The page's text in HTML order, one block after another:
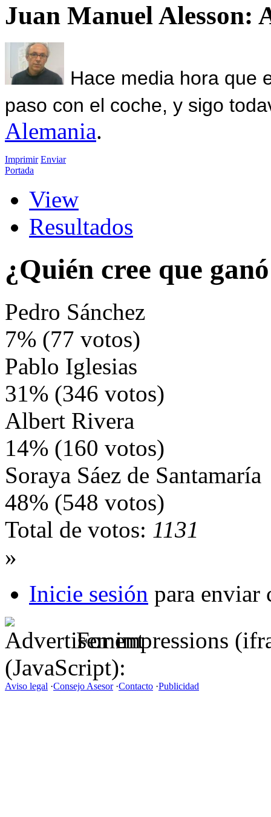
Juan Manuel Alesson:
Hace media hora que
paso con el coche, y sigo
Alemania.
Imprimir Enviar
Portada
View
Resultados
¿Quién cree que
Pedro Sánchez
7% (77 votos)
Pablo Iglesias
31% (346 votos)
Albert Rivera
14% (160 votos)
Soraya Sáez de Santamaría
48% (548 votos)
Total de votos: 1131
»
Inicie sesión para enviar
For impressions
(JavaScript):
Aviso legal ·Consejo Asesor·Contacto ·Publicidad